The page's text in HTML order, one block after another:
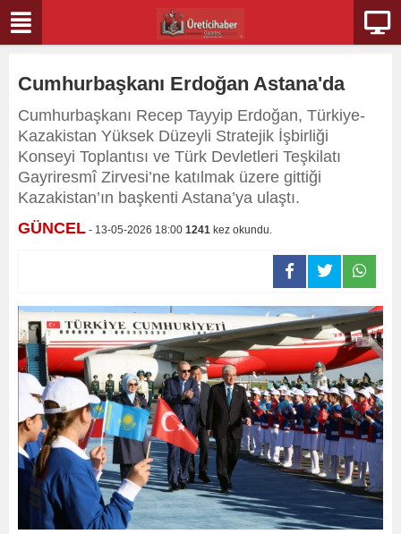
Cumhurbaşkanı Erdoğan Astana'da
Cumhurbaşkanı Recep Tayyip Erdoğan, Türkiye-
Kazakistan Yüksek Düzeyli Stratejik İşbirliği
Konseyi Toplantısı ve Türk Devletleri Teşkilatı
Gayriresmî Zirvesi’ne katılmak üzere gittiği
Kazakistan’ın başkenti Astana’ya ulaştı.
GÜNCEL - 13-05-2026 18:00 1241 kez okundu.